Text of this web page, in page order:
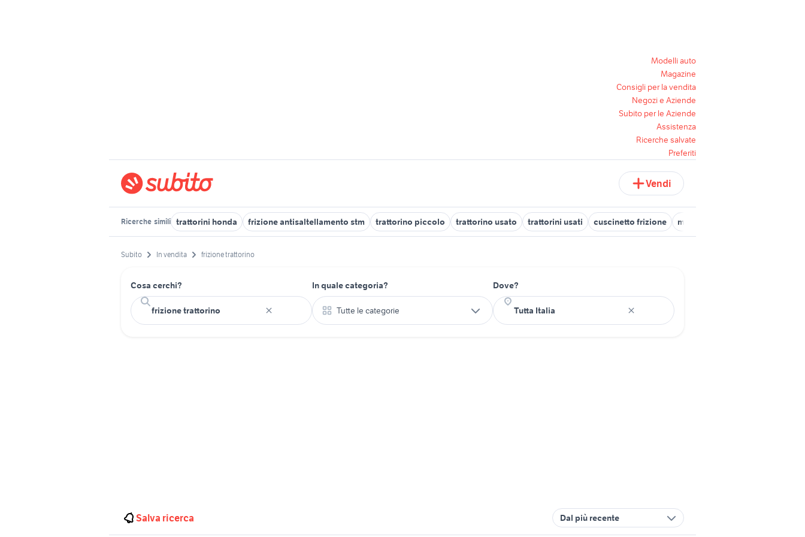
Modelli auto
Magazine
Consigli per la vendita
Negozi e Aziende
Subito per le Aziende
Assistenza
Ricerche salvate
Preferiti
Vendi
Ricerche simili trattorini honda frizione antisaltellamento stm trattorino piccolo trattorino usato trattorini usati cuscinetto frizione motore trattorino
Subito In vendita frizione trattorino
Cosa cerchi? In quale categoria?
Tutte le categorie
Dove?
Salva ricerca Dal più recente